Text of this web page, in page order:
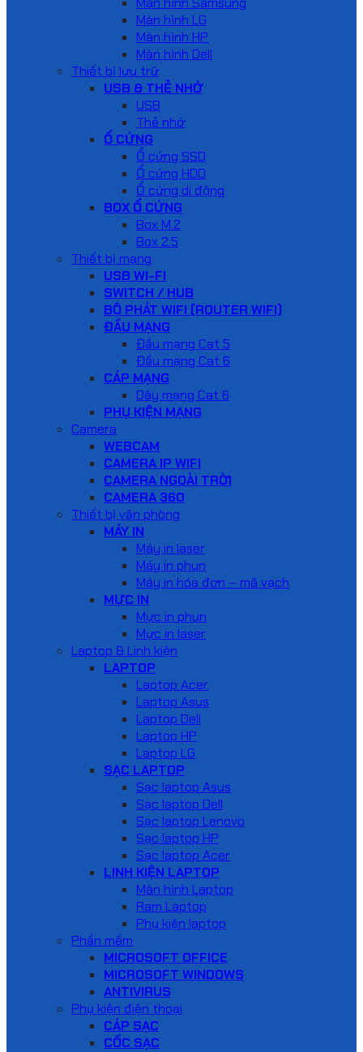
Màn hình LG
Màn hình HP
Màn hình Dell
Thiết bị lưu trữ
USB & THẺ NHỚ
USB
Thẻ nhớ
Ổ CỨNG
Ổ cứng SSD
Ổ cứng HDD
Ổ cứng di động
BOX Ổ CỨNG
Box M.2
Box 2.5
Thiết bị mạng
USB WI-FI
SWITCH / HUB
BỘ PHÁT WIFI (ROUTER WIFI)
ĐẦU MẠNG
Đầu mạng Cat 5
Đầu mạng Cat 6
CÁP MẠNG
Dây mạng Cat 6
PHỤ KIỆN MẠNG
Camera
WEBCAM
CAMERA IP WIFI
CAMERA NGOÀI TRỜI
CAMERA 360
Thiết bị văn phòng
MÁY IN
Máy in laser
Máy in phun
Máy in hóa đơn – mã vạch
MỰC IN
Mực in phun
Mực in laser
Laptop & Linh kiện
LAPTOP
Laptop Acer
Laptop Asus
Laptop Dell
Laptop HP
Laptop LG
SẠC LAPTOP
Sạc laptop Asus
Sạc laptop Dell
Sạc laptop Lenovo
Sạc laptop HP
Sạc laptop Acer
LINH KIỆN LAPTOP
Màn hình Laptop
Ram Laptop
Phụ kiện laptop
Phần mềm
MICROSOFT OFFICE
MICROSOFT WINDOWS
ANTIVIRUS
Phụ kiện điện thoại
CÁP SẠC
CỐC SẠC